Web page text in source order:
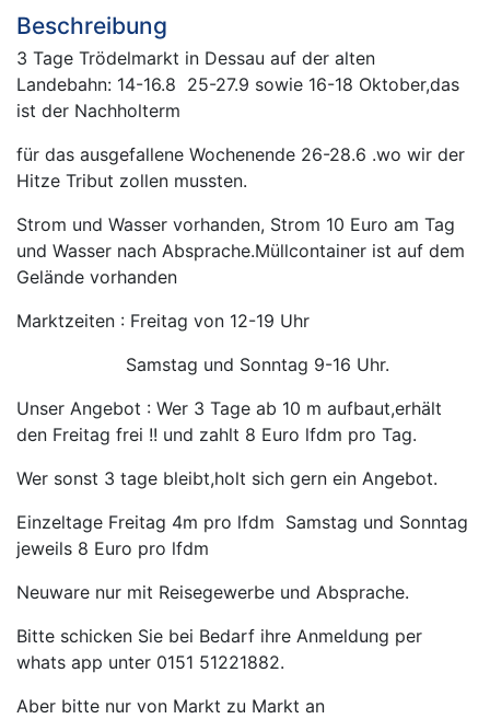
Beschreibung
3 Tage Trödelmarkt in Dessau auf der alten
Landebahn: 14-16.8 25-27.9 sowie 16-18 Oktober,das
ist der Nachholterm
für das ausgefallene Wochenende 26-28.6 .wo wir der
Hitze Tribut zollen mussten.
Strom und Wasser vorhanden, Strom 10 Euro am Tag
und Wasser nach Absprache.Müllcontainer ist auf dem
Gelände vorhanden
Marktzeiten : Freitag von 12-19 Uhr
Samstag und Sonntag 9-16 Uhr.
Unser Angebot : Wer 3 Tage ab 10 m aufbaut,erhält
den Freitag frei !! und zahlt 8 Euro lfdm pro Tag.
Wer sonst 3 tage bleibt,holt sich gern ein Angebot.
Einzeltage Freitag 4m pro lfdm Samstag und Sonntag
jeweils 8 Euro pro lfdm
Neuware nur mit Reisegewerbe und Absprache.
Bitte schicken Sie bei Bedarf ihre Anmeldung per
whats app unter 0151 51221882.
Aber bitte nur von Markt zu Markt an